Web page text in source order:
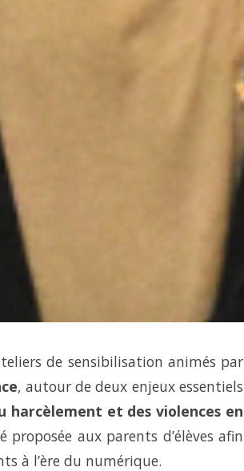
de sensibilisation animés par
, autour de deux enjeux essentiels
harcèlement et des violences en
aux parents d’élèves afin
à l’ère du numérique.